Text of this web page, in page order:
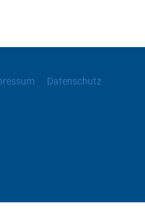
Datenschutz